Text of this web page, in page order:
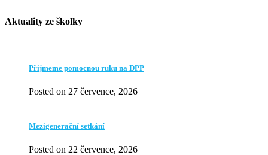
Aktuality ze školky
Přijmeme pomocnou ruku na DPP
Posted on 27 července, 2026
Mezigenerační setkání
Posted on 22 července, 2026